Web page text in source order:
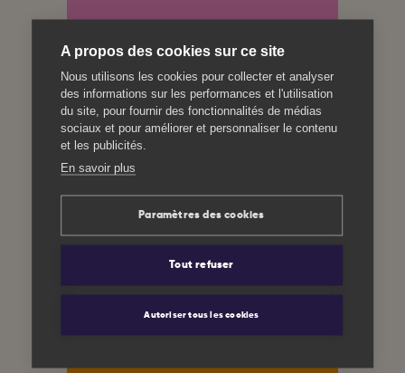
CHEMSEX
Prophylaxie Pré-
Exposition (PrEP) et
Traitement Post
A propos des cookies sur ce site
Nous utilisons les cookies pour collecter et analyser
des informations sur les performances et l'utilisation
du site, pour fournir des fonctionnalités de médias
sociaux et pour améliorer et personnaliser le contenu
et les publicités.
En savoir plus
Paramètres des cookies
Tout refuser
Autoriser tous les cookies